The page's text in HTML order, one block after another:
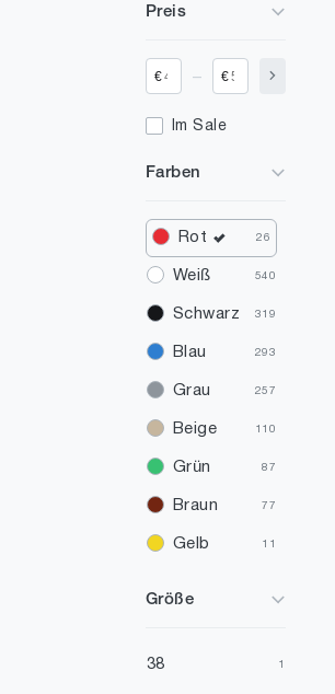
Preis
€ €
Im Sale
Farben
Rot 26
Weiß 540
Schwarz 319
Blau 293
Grau 257
Beige 110
Grün 87
Braun 77
Gelb 11
Größe
38 1